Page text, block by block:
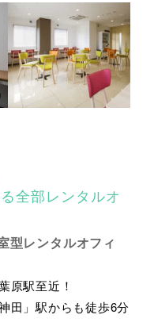
全部レンタルオ
型レンタルオフィ
原駅至近！
田」駅からも徒歩6分